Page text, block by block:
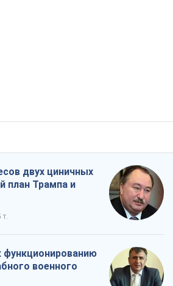
двух циничных
план Трампа и
т.
функционированию
военного